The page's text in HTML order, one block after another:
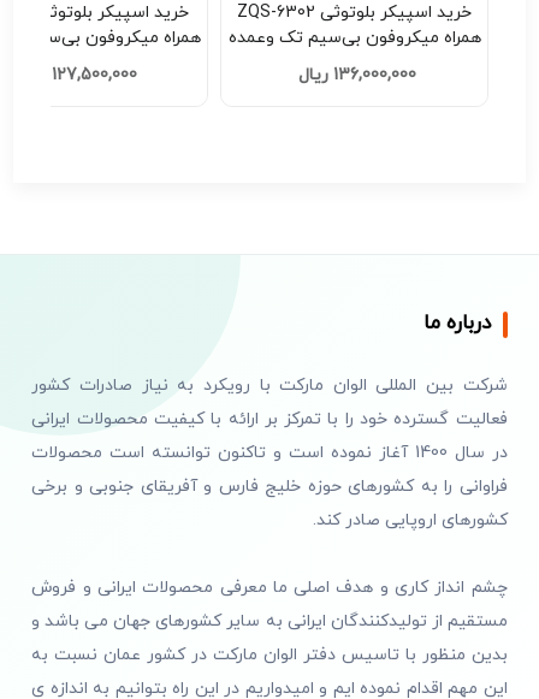
خرید اسپیکر بلوتوثی ZQS-6302
همراه میکروفون بی‌سیم تک وعمده
136,000,000 ریال
همراه میکروفون بی‌سیم
کد H201
127,500,000 ریال
درباره ما
شرکت بین المللی الوان مارکت با رویکرد به نیاز صادرات کشور
فعالیت گسترده خود را با تمرکز بر ارائه با کیفیت محصولات ایرانی
در سال 1400 آغاز نموده است و تاکنون توانسته است محصولات
فراوانی را به کشورهای حوزه خلیج فارس و آفریقای جنوبی و برخی
کشورهای اروپایی صادر کند.
چشم انداز کاری و هدف اصلی ما معرفی محصولات ایرانی و فروش
مستقیم از تولیدکنندگان ایرانی به سایر کشورهای جهان می باشد و
بدین منظور با تاسیس دفتر الوان مارکت در کشور عمان نسبت به
این مهم اقدام نموده ایم و امیدواریم در این راه بتوانیم به اندازه ی